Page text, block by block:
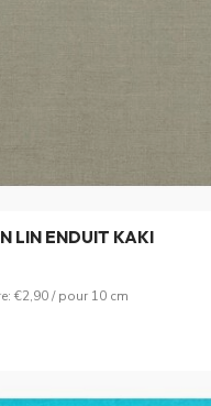
LIN ENDUIT KAKI
€2,90 / pour 10 cm